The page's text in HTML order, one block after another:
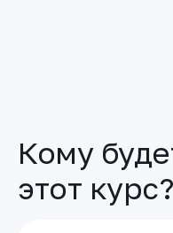
Кому
этот курс?